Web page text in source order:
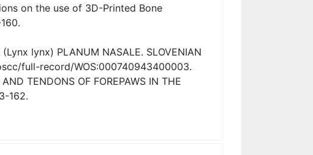
on the use of 3D-Printed Bone
lynx) PLANUM NASALE. SLOVENIAN
full-record/WOS:000740943400003.
TENDONS OF FOREPAWS IN THE
162.